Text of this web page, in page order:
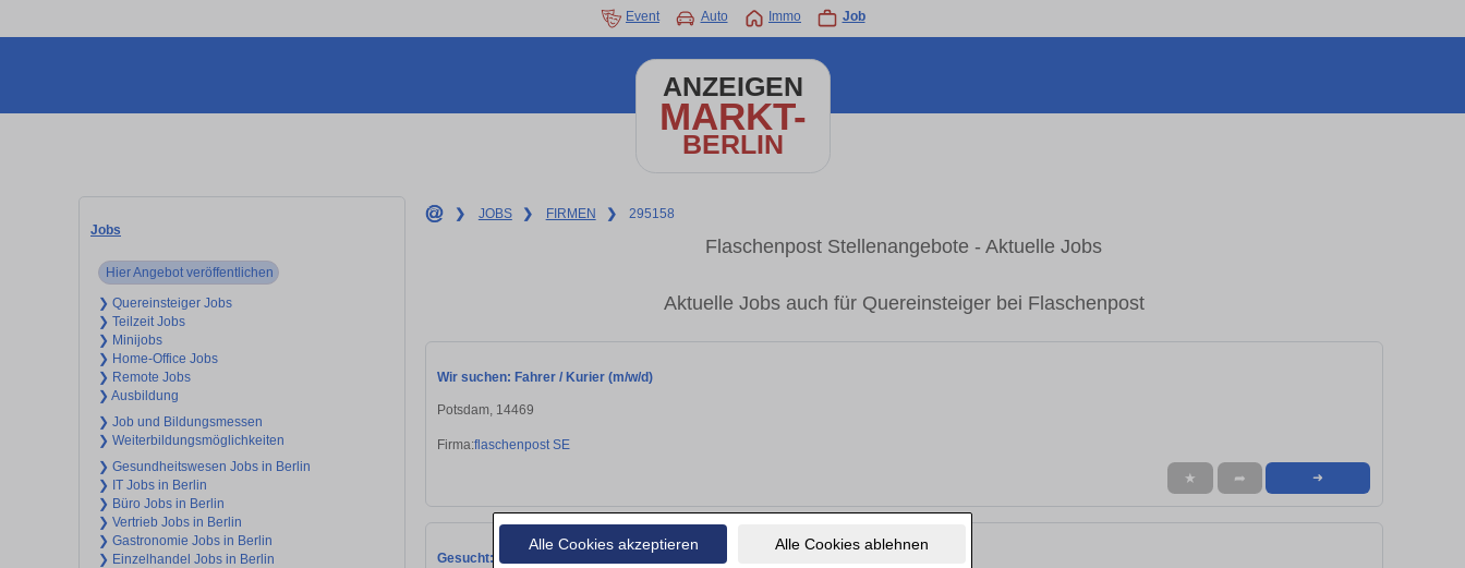
Alle Cookies akzeptieren Alle Cookies ablehnen
Event Auto Immo Job
ANZEIGEN
MARKT-
BERLIN
Jobs
Hier Angebot veröffentlichen
❯ Quereinsteiger Jobs
❯ Teilzeit Jobs
❯ Minijobs
❯ Home-Office Jobs
❯ Remote Jobs
❯ Ausbildung
❯ Job und Bildungsmessen
❯ Weiterbildungsmöglichkeiten
❯ Gesundheitswesen Jobs in Berlin
❯ IT Jobs in Berlin
❯ Büro Jobs in Berlin
❯ Vertrieb Jobs in Berlin
❯ Gastronomie Jobs in Berlin
❯ Einzelhandel Jobs in Berlin
❯ JOBS ❯ FIRMEN ❯ 295158
Flaschenpost Stellenangebote - Aktuelle Jobs
Aktuelle Jobs auch für Quereinsteiger bei Flaschenpost
Wir suchen: Fahrer / Kurier (m/w/d)
Potsdam, 14469
Firma:flaschenpost SE
★ ➦ ➜
Gesucht: Staplerfahrer:in (m/w/d)